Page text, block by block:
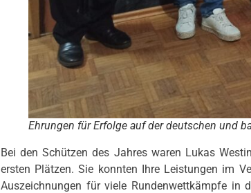
Ehrungen für Erfolge auf der deutschen und
Bei den Schützen des Jahres waren Lukas
ersten Plätzen. Sie konnten Ihre Leistungen im
Auszeichnungen für viele Rundenwettkämpfe in